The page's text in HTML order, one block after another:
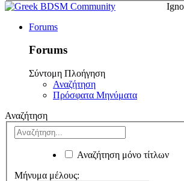
Forums
Forums
Σύντομη Πλοήγηση
Αναζήτηση
Πρόσφατα Μηνύματα
Αναζήτηση
Αναζήτηση μόνο τίτλων
Μήνυμα μέλους: